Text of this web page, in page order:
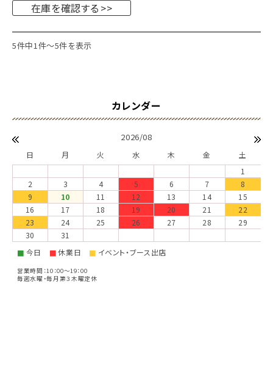
在庫を確認する
5件中1件～5件を表示
2026/08
日 月 火 水 木 金
土
1
2
3 4 5 6 7
8
9
10 11 12 13 14
15
16
17 18 19 20 21
22
23
24 25 26 27 28
29
30
31
■ 今日 ■休業日 ■ イベント・ブース出店
営業時間：10：00～19：00
毎週水曜・毎月第３木曜定休